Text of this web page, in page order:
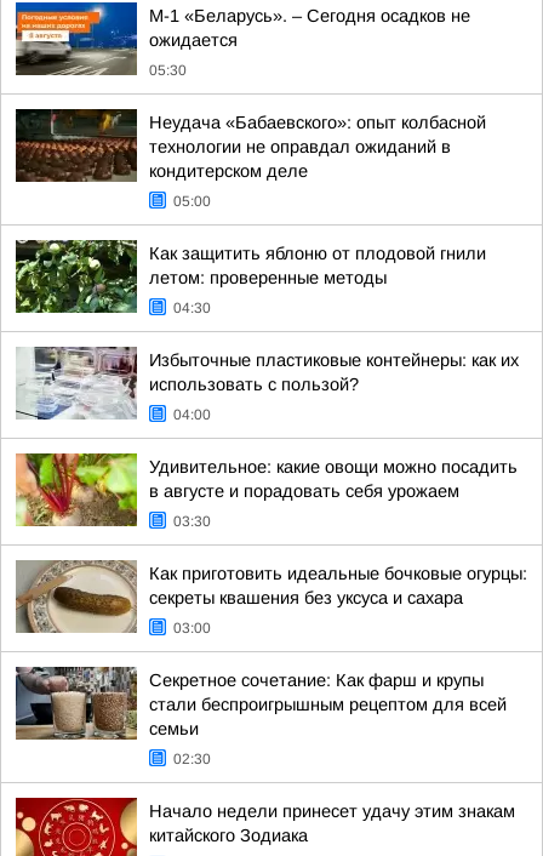
М-1 «Беларусь». – Сегодня осадков не
ожидается
05:30
Неудача «Бабаевского»: опыт колбасной
технологии не оправдал ожиданий в
кондитерском деле
05:00
Как защитить яблоню от плодовой гнили
летом: проверенные методы
04:30
Избыточные пластиковые контейнеры: как их
использовать с пользой?
04:00
Удивительное: какие овощи можно посадить
в августе и порадовать себя урожаем
03:30
Как приготовить идеальные бочковые огурцы:
секреты квашения без уксуса и сахара
03:00
Секретное сочетание: Как фарш и крупы
стали беспроигрышным рецептом для всей
семьи
02:30
Начало недели принесет удачу этим знакам
китайского Зодиака